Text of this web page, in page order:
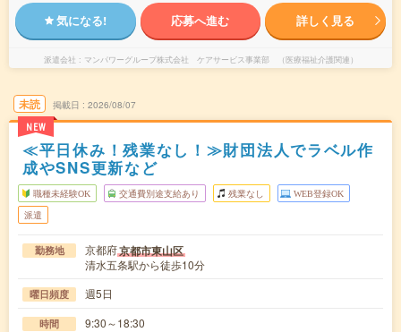
気になる! 応募へ進む 詳しく見る
派遣会社 マンパワーグループ株式会社 ケアサービス事業部 （医療福祉介護関連）
未読
NEW
掲載日 2026/08/07
≪平日休み！残業なし！≫財団法人でラベル作
成やSNS更新など
職種未経験OK 交通費別途支給あり 残業なし WEB登録OK
派遣
勤務地 京都府京都市東山区
清水五条駅から徒歩10分
曜日頻度 週5日
時間 9:30～18:30